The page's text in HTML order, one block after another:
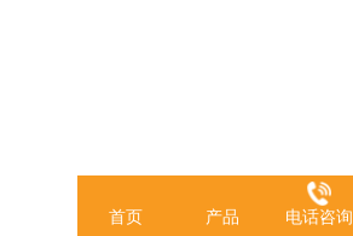
首页 产品 电话咨询